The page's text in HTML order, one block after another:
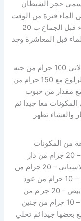
حجر الشيطان
الماء فترة من الوقت
ثم يغسل العضو الذكرى بهذا الماء قبل الجماع ب 20
قبل المعاشرة وجد
من
حبه
100 جرام من شرش الزلوع مع 150 جرام من
مع مقدار من حبوب
معا جيدا ثم
والعشاء تظهر
من المكونات
30 جرام من حبوب اللقاح – 20 جرام من دار
صينى – 10 جرام من الزعفران الاسبانى – 20 جرام من
بذر الصنوير – 30 جرام الجنسينج – 10 جرام من عود
قرح – 10 جرام من دار الفلفل الابيض – 20 جرام من
– 10 جرام من جنين
بعضها جيدا ثم تحلي